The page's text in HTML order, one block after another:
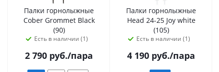
Палки горнолыжные
Cober Grommet Black
(90)
Есть в наличии (1)
2 790 руб./пара
Палки горнолыжные
Head 24-25 Joy white
(105)
Есть в наличии (1)
4 190 руб./пара